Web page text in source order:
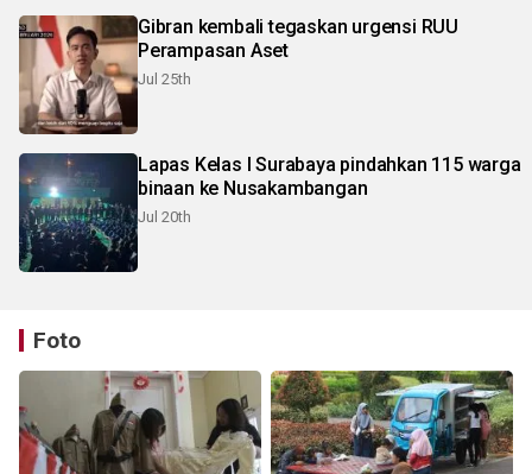
Gibran kembali tegaskan urgensi RUU
Perampasan Aset
Jul 25th
Lapas Kelas I Surabaya pindahkan 115 warga
binaan ke Nusakambangan
Jul 20th
Foto